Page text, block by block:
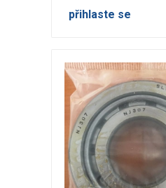
přihlaste se